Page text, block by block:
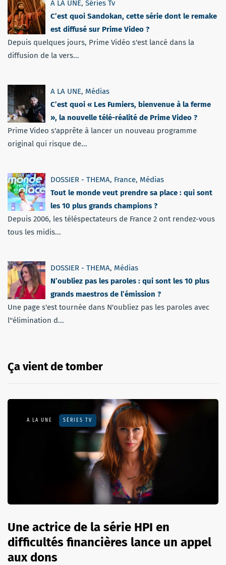
A LA UNE, Séries Tv
C’est quoi Sandokan, cette série dont le remake
est diffusé sur Prime Video ?
Depuis quelques jours, Prime Vidéo s'est lancé dans la
diffusion de la vers...
A LA UNE, Médias
C’est quoi « Les Fumiers, bienvenue à la ferme
», la nouvelle télé-réalité de Prime Video ?
Prime Video s'apprête à lancer un nouveau programme
original qui risque de...
DOSSIER - THEMA, France, Médias
Tout le monde veut prendre sa place : qui sont
les 10 plus grands champions ?
Depuis 2006, les téléspectateurs de France 2 ont rendez-vous
tous les midis...
DOSSIER - THEMA, Médias
N’oubliez pas les paroles : qui sont les 10 plus
grands maestros de l’émission ?
Une page s'est tournée dans N'oubliez pas les paroles avec
l''élimination d...
Ça vient de tomber
A LA UNE SÉRIES TV
Une actrice de la série HPI en
difficultés financières lance un appel
aux dons